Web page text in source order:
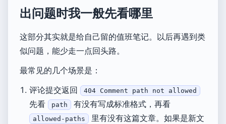
出问题时我一般先看哪里
这部分其实就是给自己留的值班笔记。以后再遇到类
似问题，能少走一点回头路。
最常见的几个场景是：
评论提交返回 404 Comment path not allowed
先看 path 有没有写成标准格式，再看
allowed-paths
里有没有这篇文章。如果是新文